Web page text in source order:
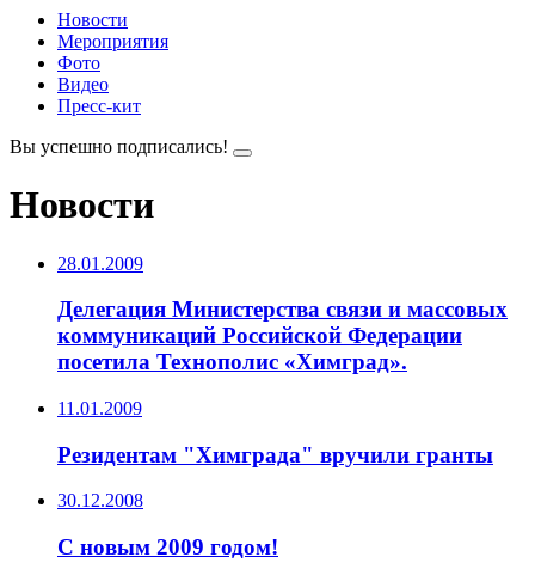
Новости
Мероприятия
Фото
Видео
Пресс-кит
Вы успешно подписались!
Новости
28.01.2009
Делегация Министерства связи и массовых
коммуникаций Российской Федерации
посетила Технополис «Химград».
11.01.2009
Резидентам "Химграда" вручили гранты
30.12.2008
С новым 2009 годом!